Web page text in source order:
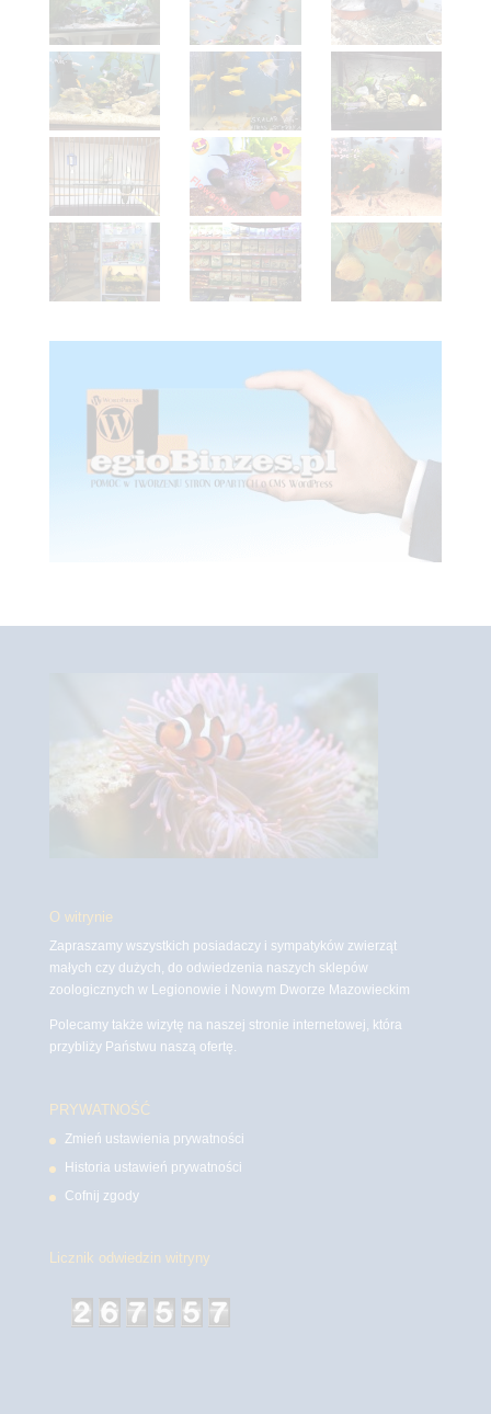
O witrynie
Zapraszamy wszystkich posiadaczy i sympatyków zwierząt
małych czy dużych, do odwiedzenia naszych sklepów
zoologicznych w Legionowie i Nowym Dworze Mazowieckim
Polecamy także wizytę na naszej stronie internetowej, która
przybliży Państwu naszą ofertę.
PRYWATNOŚĆ
Zmień ustawienia prywatności
Historia ustawień prywatności
Cofnij zgody
Licznik odwiedzin witryny